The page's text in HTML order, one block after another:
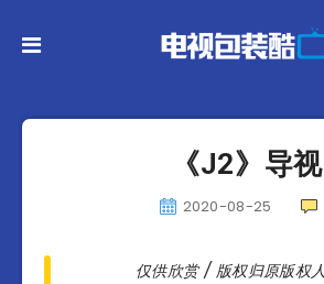
《J2》导视
2020-08-25
仅供欣赏 / 版权归原版权